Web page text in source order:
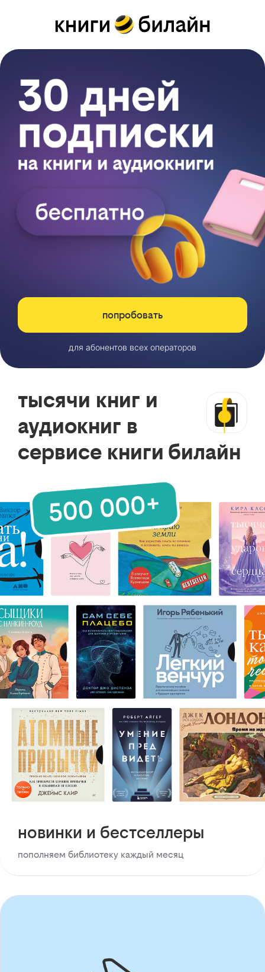
попробовать
для абонентов всех операторов
тысячи книг и
аудиокниг в
сервисе книги билайн
новинки и бестселлеры
пополняем библиотеку каждый месяц